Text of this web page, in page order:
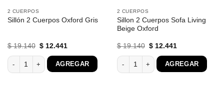
2 CUERPOS
Sillón 2 Cuerpos Oxford Gris
$19.140 El
original
era:
$ 19.140.
$12.441
es:
$ 12.441.
Sillón 2 Cuerpos Oxford Gris cantidad
AGREGAR
2 CUERPOS
Sillon 2 Cuerpos Sofa Living
Beige Oxford
$19.140 El
original
era:
$ 19.140.
$12.441
es:
$ 12.441.
Sillon 2 Cuerpos Sofa Living Beige
AGREGAR
Córdoba cantidad